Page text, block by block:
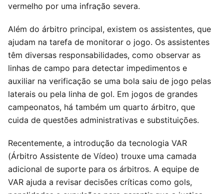
vermelho por uma infração severa.
Além do árbitro principal, existem os assistentes, que
ajudam na tarefa de monitorar o jogo. Os assistentes
têm diversas responsabilidades, como observar as
linhas de campo para detectar impedimentos e
auxiliar na verificação se uma bola saiu de jogo pelas
laterais ou pela linha de gol. Em jogos de grandes
campeonatos, há também um quarto árbitro, que
cuida de questões administrativas e substituições.
Recentemente, a introdução da tecnologia VAR
(Árbitro Assistente de Vídeo) trouxe uma camada
adicional de suporte para os árbitros. A equipe de
VAR ajuda a revisar decisões críticas como gols,